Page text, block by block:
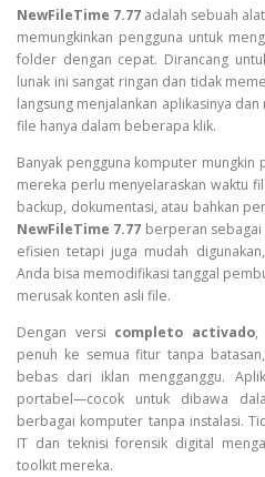
NewFileTime 7.77 adalah sebuah
memungkinkan pengguna untuk
folder dengan cepat. Dirancang
lunak ini sangat ringan dan tidak
langsung menjalankan aplikasinya
file hanya dalam beberapa klik.
Banyak pengguna komputer mungkin
mereka perlu menyelaraskan waktu
backup, dokumentasi, atau bahkan
NewFileTime 7.77 berperan sebagai
efisien tetapi juga mudah
Anda bisa memodifikasi tanggal
merusak konten asli file.
Dengan versi completo activado,
penuh ke semua fitur tanpa
bebas dari iklan mengganggu.
portabel—cocok untuk dibawa
berbagai komputer tanpa instalasi.
IT dan teknisi forensik digital
toolkit mereka.